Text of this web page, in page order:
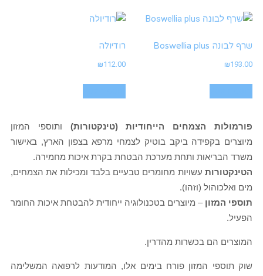
שרף לבונה Boswellia plus
₪193.00
רודיולה
₪112.00
פורמולות הצמחים הייחודיות (טינקטורות) ותוספי המזון
מיוצרים בקפידה ביקב בוטיק לצמחי מרפא בצפון הארץ, באישור
משרד הבריאות ותחת מערכת הבטחת בקרת איכות מחמירה.
הטינקטורות עשויות מחומרים טבעיים בלבד ומכילות את הצמחים,
מים ואלכוהול (וזהו).
תוספי המזון – מיוצרים בטכנולוגיה ייחודית להבטחת איכות החומר
הפעיל.
המוצרים הם בכשרות מהדרין.
שוק תוספי המזון פורח בימים אלו, המודעות לרפואה המשלימה